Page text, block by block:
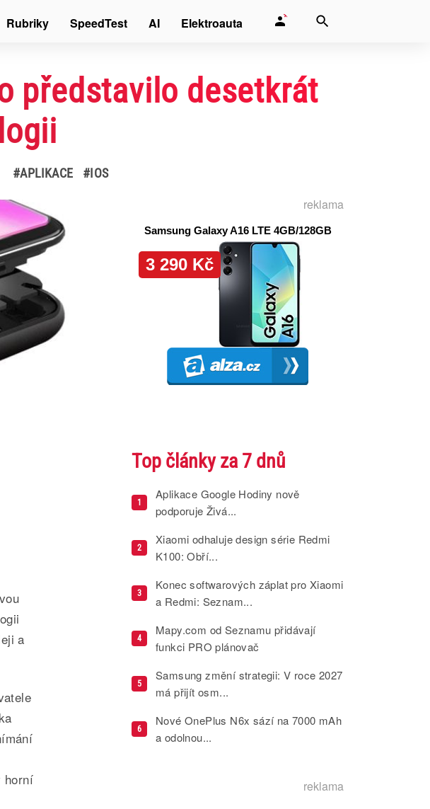
představilo desetkrát
#APLIKACE #IOS
a
horní
reklama
Top články za 7 dnů
1
Aplikace Google Hodiny nově
podporuje Živá...
2
Xiaomi odhaluje design série Redmi
K100: Obří...
3
Konec softwarových záplat pro Xiaomi
a Redmi: Seznam...
4
Mapy.com od Seznamu přidávají
funkci PRO plánovač
5
Samsung změní strategii: V roce 2027
má přijít osm...
6
Nové OnePlus N6x sází na 7000 mAh
a odolnou...
reklama
Rubriky SpeedTest AI Elektroauta